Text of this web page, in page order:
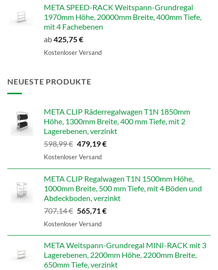
META SPEED-RACK Weitspann-Grundregal
1970mm Höhe, 20000mm Breite, 400mm Tiefe,
mit 4 Fachebenen
ab425,75€
Kostenloser Versand
NEUESTE PRODUKTE
META CLIP Räderregalwagen T1N 1850mm
Höhe, 1300mm Breite, 400 mm Tiefe, mit 2
Lagerebenen, verzinkt
598,99€ Ursprünglicher
Preis
479,19€Aktueller
Kostenloser Versand
META CLIP Regalwagen T1N 1500mm Höhe,
1000mm Breite, 500 mm Tiefe, mit 4 Böden und
Abdeckboden, verzinkt
707,14€ Ursprünglicher
Preis
565,71 €Aktueller
Kostenloser Versand
META Weitspann-Grundregal MINI-RACK mit 3
Lagerebenen, 2200mm Höhe, 2200mm Breite,
650mm Tiefe, verzinkt